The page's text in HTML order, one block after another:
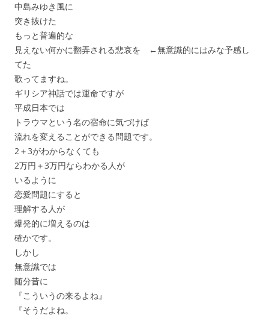
中島みゆき風に
突き抜けた
もっと普遍的な
見えない何かに翻弄される悲哀を ←無意識的にはみな予感し
てた
歌ってますね。
ギリシア神話では運命ですが
平成日本では
トラウマという名の宿命に気づけば
流れを変えることができる問題です。
2＋3がわからなくても
2万円＋3万円ならわかる人が
いるように
恋愛問題にすると
理解する人が
爆発的に増えるのは
確かです。
しかし
無意識では
随分昔に
『こういうの来るよね』
『そうだよね。